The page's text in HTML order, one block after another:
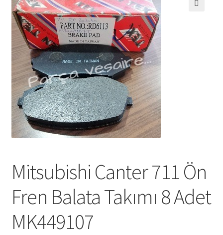
Mitsubishi Canter 711 Ön
Fren Balata Takımı 8 Adet
MK449107